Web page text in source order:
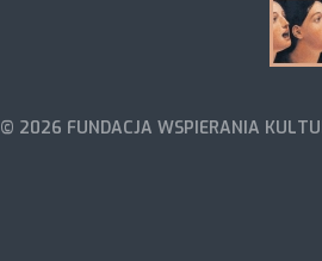
© 2026 FUNDACJA WSPIERANIA